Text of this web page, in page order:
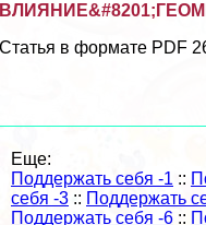
Статья в формате PDF
Еще:
Поддержать себя -1 ::
себя -3 :: Поддержать
Поддержать себя -6 ::